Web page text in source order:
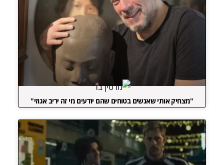
"מצחיק אותי שאנשים בטוחים שהם יודעים מי זה יריב אגוזי"